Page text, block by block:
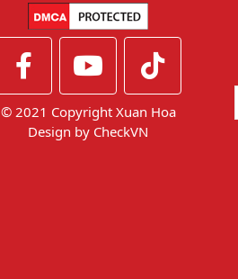
© 2021 Copyright Xuan Hoa
Design by CheckVN